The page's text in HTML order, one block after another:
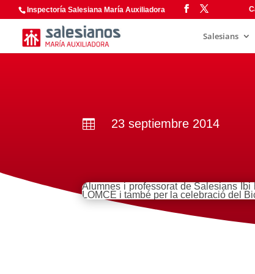
Inspectoría Salesiana María Auxiliadora
Salesians
 23 septiembre 2014
Alumnes i professorat de Salesians
LOMCE i també per la celebració del